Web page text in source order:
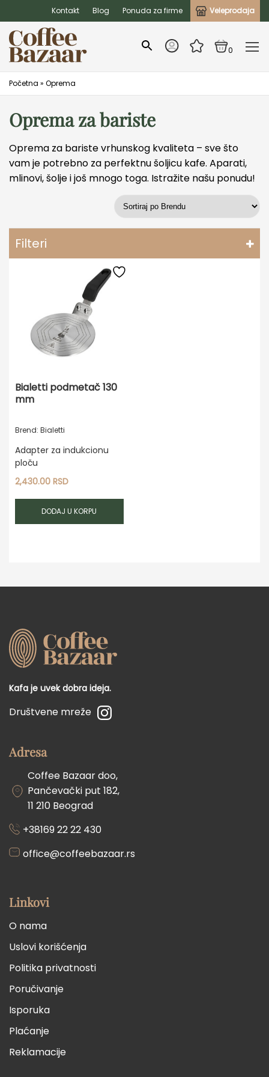
Kontakt Blog Ponuda za firme Veleprodaja
0
Početna » Oprema
Oprema za bariste
Oprema za bariste vrhunskog kvaliteta – sve što
vam je potrebno za perfektnu šoljicu kafe. Aparati,
mlinovi, šolje i još mnogo toga. Istražite našu ponudu!
Filteri
Bialetti podmetač 130
mm
Brend: Bialetti
Adapter za indukcionu
ploču
2,430.00 RSD
DODAJ U KORPU
Kafa je uvek dobra ideja.
Društvene mreže
Adresa
Coffee Bazaar doo,
Pančevački put 182,
11 210 Beograd
+38169 22 22 430
office@coffeebazaar.rs
Linkovi
O nama
Uslovi korišćenja
Politika privatnosti
Poručivanje
Isporuka
Plaćanje
Reklamacije